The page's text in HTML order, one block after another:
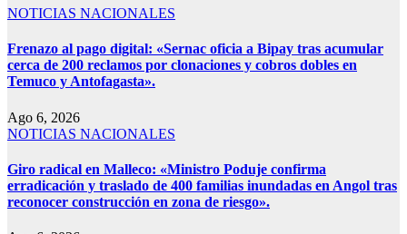
NOTICIAS NACIONALES
Frenazo al pago digital: «Sernac oficia a Bipay tras acumular
cerca de 200 reclamos por clonaciones y cobros dobles en
Temuco y Antofagasta».
Ago 6, 2026
NOTICIAS NACIONALES
Giro radical en Malleco: «Ministro Poduje confirma
erradicación y traslado de 400 familias inundadas en Angol tras
reconocer construcción en zona de riesgo».